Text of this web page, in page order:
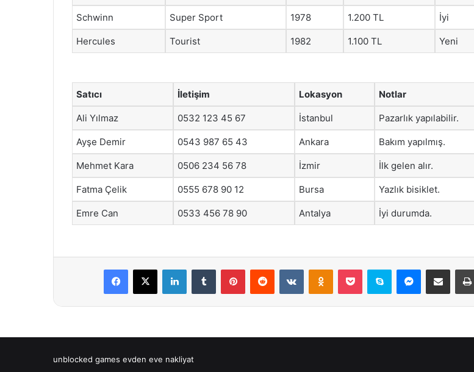
Schwinn Super Sport 1978 1.200 TL İyi
Hercules Tourist 1982 1.100 TL Yeni
Satıcı İletişim Lokasyon Notlar
Ali Yılmaz 0532 123 45 67 İstanbul Pazarlık yapılabilir.
Ayşe Demir 0543 987 65 43 Ankara Bakım yapılmış.
Mehmet Kara 0506 234 56 78 İzmir İlk gelen alır.
Fatma Çelik 0555 678 90 12 Bursa Yazlık bisiklet.
Emre Can 0533 456 78 90 Antalya İyi durumda.
Facebook
X LinkedInTumblr PinterestReddit VKontakteOdnoklassniki
Pocket Skype Messenger
E-Posta ile paylaş
unblocked games evden eve nakliyat